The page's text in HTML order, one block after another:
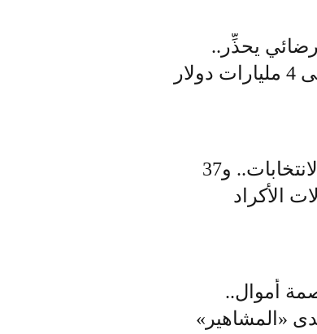
يحذِّر..
وصندوق النقد: انخفاض احتياطي إيران من النقد الأجنبي إلى 4 مليارات دولار
ظريف: لن أترشَّح للرئاسة ولا تستغلُّوا الاتفاق النووي في الانتخابات.. و37
الأكراد
أموال..
«المشاهير»